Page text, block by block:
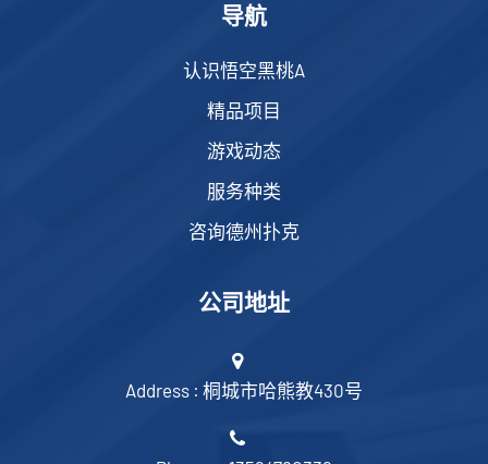
导航
认识悟空黑桃A
精品项目
游戏动态
服务种类
咨询德州扑克
公司地址
Address : 桐城市哈熊教430号